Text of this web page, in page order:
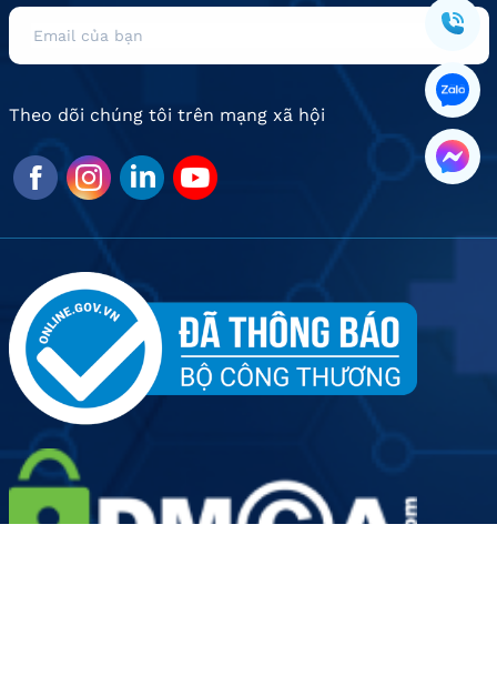
Theo dõi chúng tôi trên mạng xã hội